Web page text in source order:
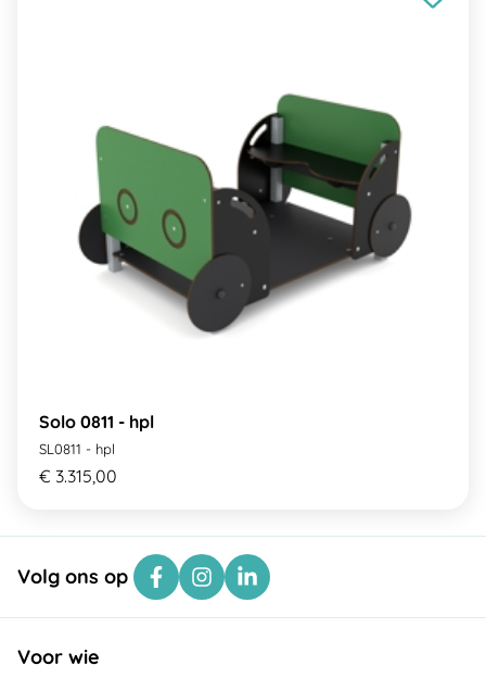
Solo 0811 - hpl
SL0811 - hpl
€ 3.315,00
Volg ons op
Voor wie